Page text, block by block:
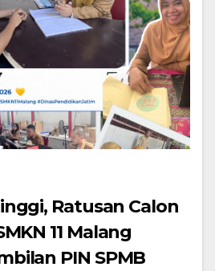
Ratusan Calon
11 Malang
PIN SPMB